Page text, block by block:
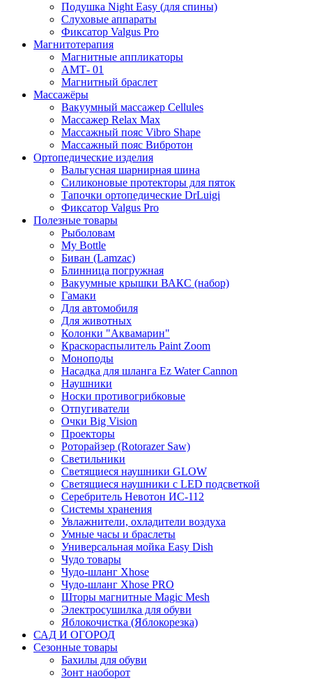
Подушка Night Easy (для спины)
Слуховые аппараты
Фиксатор Valgus Pro
Магнитотерапия
Магнитные аппликаторы
АМТ- 01
Магнитный браслет
Массажёры
Вакуумный массажер Cellules
Массажер Relax Max
Массажный пояс Vibro Shape
Массажный пояс Вибротон
Ортопедические изделия
Вальгусная шарнирная шина
Силиконовые протекторы для пяток
Тапочки ортопедические DrLuigi
Фиксатор Valgus Pro
Полезные товары
Рыболовам
My Bottle
Биван (Lamzac)
Блинница погружная
Вакуумные крышки ВАКС (набор)
Гамаки
Для автомобиля
Для животных
Колонки "Аквамарин"
Краскораспылитель Paint Zoom
Моноподы
Насадка для шланга Ez Water Cannon
Наушники
Носки противогрибковые
Отпугиватели
Очки Big Vision
Проекторы
Роторайзер (Rotorazer Saw)
Светильники
Светящиеся наушники GLOW
Светящиеся наушники с LED подсветкой
Серебритель Невотон ИС-112
Системы хранения
Увлажнители, охладители воздуха
Умные часы и браслеты
Универсальная мойка Easy Dish
Чудо товары
Чудо-шланг Xhose
Чудо-шланг Xhose PRO
Шторы магнитные Magic Mesh
Электросушилка для обуви
Яблокочистка (Яблокорезка)
САД И ОГОРОД
Сезонные товары
Бахилы для обуви
Зонт наоборот